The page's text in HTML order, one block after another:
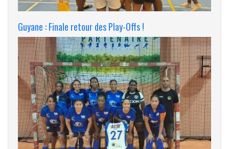
Guyane : Finale retour des Play-Offs !